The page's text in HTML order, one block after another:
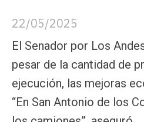
El Senador por Los
pesar de la cantidad de
ejecución, las mejoras
“En San Antonio de los
22/05/2025